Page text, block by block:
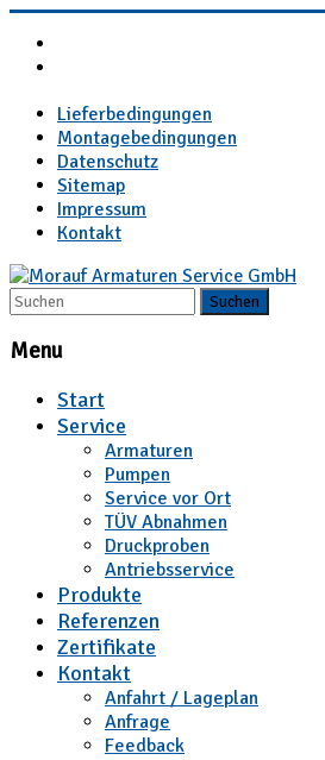
Lieferbedingungen
Montagebedingungen
Datenschutz
Sitemap
Impressum
Kontakt
Menu
Start
Service
Armaturen
Pumpen
Service vor Ort
TÜV Abnahmen
Druckproben
Antriebsservice
Produkte
Referenzen
Zertifikate
Kontakt
Anfahrt / Lageplan
Anfrage
Feedback